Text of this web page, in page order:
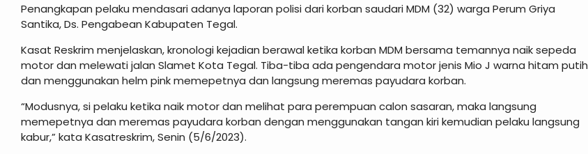
Penangkapan pelaku mendasari adanya laporan polisi dari korban saudari MDM (32) warga Perum Griya
Santika, Ds. Pengabean Kabupaten Tegal.
Kasat Reskrim menjelaskan, kronologi kejadian berawal ketika korban MDM bersama temannya naik sepeda
motor dan melewati jalan Slamet Kota Tegal. Tiba-tiba ada pengendara motor jenis Mio J warna hitam putih
dan menggunakan helm pink memepetnya dan langsung meremas payudara korban.
“Modusnya, si pelaku ketika naik motor dan melihat para perempuan calon sasaran, maka langsung
memepetnya dan meremas payudara korban dengan menggunakan tangan kiri kemudian pelaku langsung
kabur,” kata Kasatreskrim, Senin (5/6/2023).